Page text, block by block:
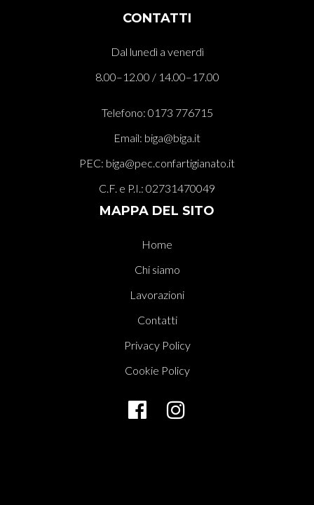
CONTATTI
Dal lunedì a venerdì
8.00–12.00 / 14.00–17.00
Telefono: 0173 776715
Email: biga@biga.it
PEC: biga@pec.confartigianato.it
C.F. e P.I.: 02731470049
MAPPA DEL SITO
Home
Chi siamo
Lavorazioni
Contatti
Privacy Policy
Cookie Policy